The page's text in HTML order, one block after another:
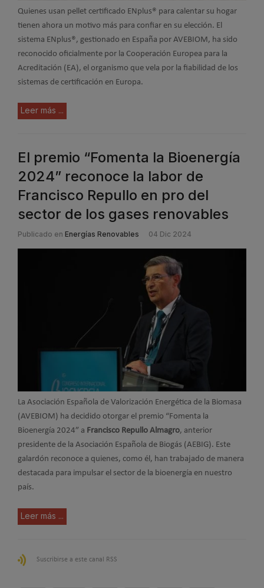
Quienes usan pellet certificado ENplus® para calentar su hogar
tienen ahora un motivo más para confiar en su elección. El
sistema ENplus®, gestionado en España por AVEBIOM, ha sido
reconocido oficialmente por la Cooperación Europea para la
Acreditación (EA), el organismo que vela por la fiabilidad de los
sistemas de certificación en Europa.
Leer más ...
El premio “Fomenta la Bioenergía
2024” reconoce la labor de
Francisco Repullo en pro del
sector de los gases renovables
Publicado en Energías Renovables 04 Dic 2024
La Asociación Española de Valorización Energética de la Biomasa
(AVEBIOM) ha decidido otorgar el premio “Fomenta la
Bioenergía 2024” a Francisco Repullo Almagro, anterior
presidente de la Asociación Española de Biogás (AEBIG). Este
galardón reconoce a quienes, como él, han trabajado de manera
destacada para impulsar el sector de la bioenergía en nuestro
país.
Leer más ...
Suscribirse a este canal RSS